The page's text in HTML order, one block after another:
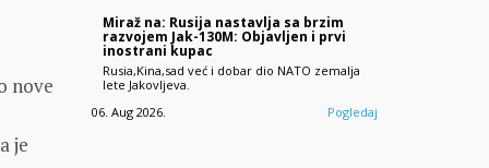
nove
je
Miraž na: Rusija nastavlja sa brzim
razvojem Jak-130M: Objavljen i prvi
inostrani kupac
Rusia,Kina,sad već i dobar dio NATO zemalja
lete Jakovljeva.
06. Aug 2026.
Pogledaj